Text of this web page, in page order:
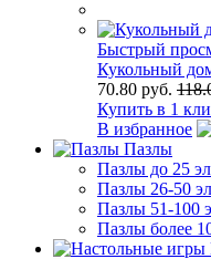
Быстрый
Кукольный
70.80 руб.
Купить в 1
В избранное
Пазлы
Пазлы до 25
Пазлы 26-50
Пазлы 51-100
Пазлы более